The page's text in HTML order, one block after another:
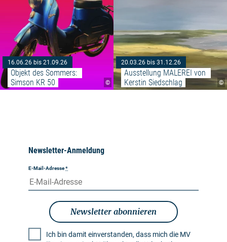
©
16.06.26 bis 21.09.26
Objekt des Sommers:
Simson KR 50
©
20.03.26 bis 31.12.26
Ausstellung MALEREI von
Kerstin Siedschlag
Newsletter-Anmeldung
E-Mail-Adresse*
Newsletter abonnieren
Ich bin damit einverstanden, dass mich die MV